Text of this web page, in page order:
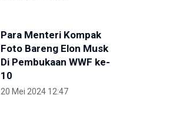
Para Menteri Kompak
Foto Bareng Elon Musk
Di Pembukaan WWF ke-
10
20 Mei 2024 12:47